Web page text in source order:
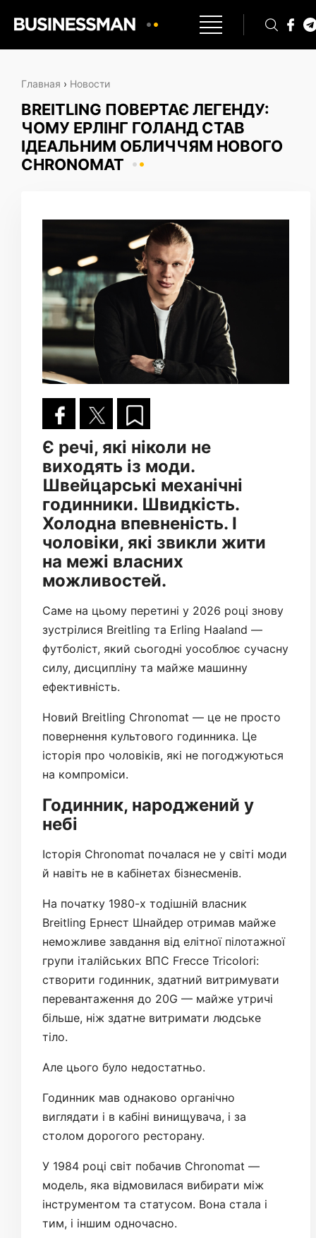
Главная › Новости
BREITLING ПОВЕРТАЄ ЛЕГЕНДУ:
ЧОМУ ЕРЛІНГ ГОЛАНД СТАВ
ІДЕАЛЬНИМ ОБЛИЧЧЯМ НОВОГО
CHRONOMAT
Є речі, які ніколи не
виходять із моди.
Швейцарські механічні
годинники. Швидкість.
Холодна впевненість. І
чоловіки, які звикли жити
на межі власних
можливостей.
Саме на цьому перетині у 2026 році знову
зустрілися Breitling та Erling Haaland —
футболіст, який сьогодні уособлює сучасну
силу, дисципліну та майже машинну
ефективність.
Новий Breitling Chronomat — це не просто
повернення культового годинника. Це
історія про чоловіків, які не погоджуються
на компроміси.
Годинник, народжений у
небі
Історія Chronomat почалася не у світі моди
й навіть не в кабінетах бізнесменів.
На початку 1980-х тодішній власник
Breitling Ернест Шнайдер отримав майже
неможливе завдання від елітної пілотажної
групи італійських ВПС Frecce Tricolori:
створити годинник, здатний витримувати
перевантаження до 20G — майже утричі
більше, ніж здатне витримати людське
тіло.
Але цього було недостатньо.
Годинник мав однаково органічно
виглядати і в кабіні винищувача, і за
столом дорогого ресторану.
У 1984 році світ побачив Chronomat —
модель, яка відмовилася вибирати між
інструментом та статусом. Вона стала і
тим, і іншим одночасно.